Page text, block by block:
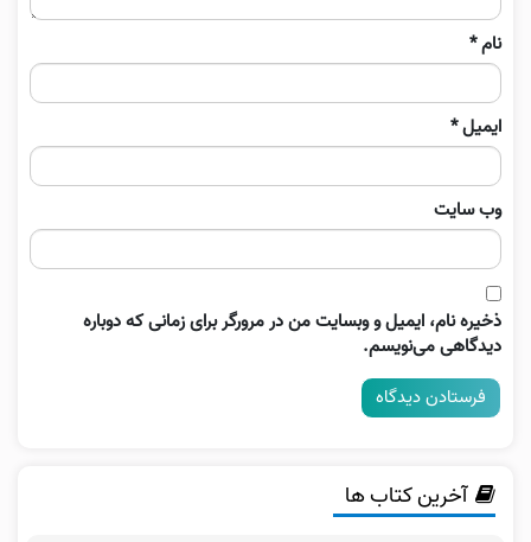
نام*
ایمیل*
وب‌ سایت
ذخیره نام، ایمیل و وبسایت من در مرورگر برای زمانی که دوباره
دیدگاهی می‌نویسم.
آخرین کتاب ها